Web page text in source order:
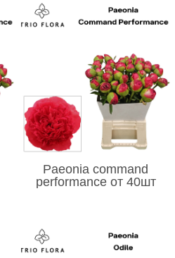
Paeonia command
performance от 40шт